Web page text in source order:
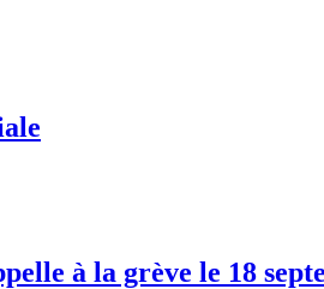
à la grève le 18